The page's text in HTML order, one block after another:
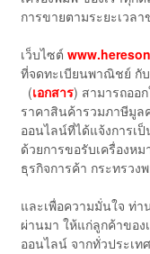
การขายตามระยะเวล
เว็บไซต์
ที่จดทะเบียนพาณิชย์ กั
(เอกสาร) สามารถออ
ราคาสินค้ารวมภาษีมูล
ออนไลน์ที่ได้แจ้งการเ
ด้วยการขอรับเครื่องห
ธุรกิจการค้า กระทรวง
และเพื่อความมั่นใจ ท่
ผ่านมา ให้แก่ลูกค้าของ
ออนไลน์ จากทั่วประเทศ